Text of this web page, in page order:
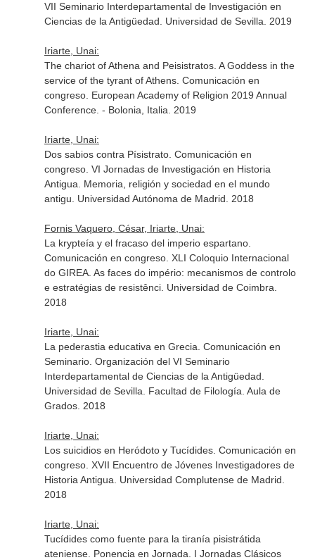
VII Seminario Interdepartamental de Investigación en
Ciencias de la Antigüedad. Universidad de Sevilla. 2019
Iriarte, Unai:
The chariot of Athena and Peisistratos. A Goddess in the
service of the tyrant of Athens. Comunicación en
congreso. European Academy of Religion 2019 Annual
Conference. - Bolonia, Italia. 2019
Iriarte, Unai:
Dos sabios contra Písistrato. Comunicación en
congreso. VI Jornadas de Investigación en Historia
Antigua. Memoria, religión y sociedad en el mundo
antigu. Universidad Autónoma de Madrid. 2018
Fornis Vaquero, César, Iriarte, Unai:
La krypteía y el fracaso del imperio espartano.
Comunicación en congreso. XLI Coloquio Internacional
do GIREA. As faces do império: mecanismos de controlo
e estratégias de resistênci. Universidad de Coimbra.
2018
Iriarte, Unai:
La pederastia educativa en Grecia. Comunicación en
Seminario. Organización del VI Seminario
Interdepartamental de Ciencias de la Antigüedad.
Universidad de Sevilla. Facultad de Filología. Aula de
Grados. 2018
Iriarte, Unai:
Los suicidios en Heródoto y Tucídides. Comunicación en
congreso. XVII Encuentro de Jóvenes Investigadores de
Historia Antigua. Universidad Complutense de Madrid.
2018
Iriarte, Unai:
Tucídides como fuente para la tiranía pisistrátida
ateniense. Ponencia en Jornada. I Jornadas Clásicos